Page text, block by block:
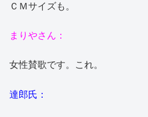
ＣＭサイズも。
まりやさん：
女性賛歌です。これ。
達郎氏：